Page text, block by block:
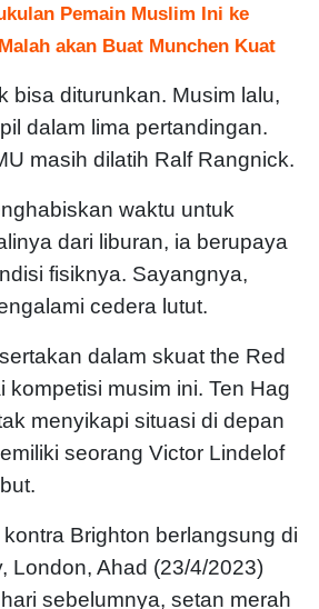
Pemain Muslim Ini ke
akan Buat Munchen Kuat
bisa diturunkan. Musim lalu,
dalam lima pertandingan.
masih dilatih Ralf Rangnick.
waktu untuk
dari liburan, ia berupaya
fisiknya. Sayangnya,
cedera lutut.
dalam skuat the Red
kompetisi musim ini. Ten Hag
menyikapi situasi di depan
seorang Victor Lindelof
Brighton berlangsung di
London, Ahad (23/4/2023)
sebelumnya, setan merah